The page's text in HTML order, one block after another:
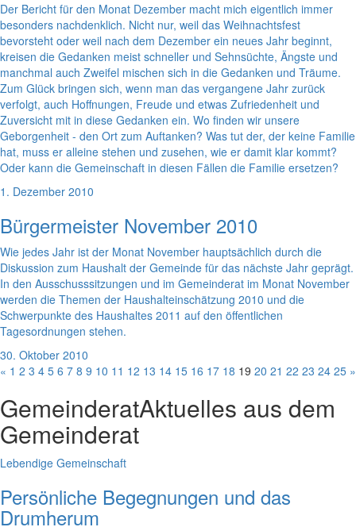
Der Bericht für den Monat Dezember macht mich eigentlich immer
besonders nachdenklich. Nicht nur, weil das Weihnachtsfest
bevorsteht oder weil nach dem Dezember ein neues Jahr beginnt,
kreisen die Gedanken meist schneller und Sehnsüchte, Ängste und
manchmal auch Zweifel mischen sich in die Gedanken und Träume.
Zum Glück bringen sich, wenn man das vergangene Jahr zurück
verfolgt, auch Hoffnungen, Freude und etwas Zufriedenheit und
Zuversicht mit in diese Gedanken ein. Wo finden wir unsere
Geborgenheit - den Ort zum Auftanken? Was tut der, der keine Familie
hat, muss er alleine stehen und zusehen, wie er damit klar kommt?
Oder kann die Gemeinschaft in diesen Fällen die Familie ersetzen?
1. Dezember 2010
Bürgermeister November 2010
Wie jedes Jahr ist der Monat November hauptsächlich durch die
Diskussion zum Haushalt der Gemeinde für das nächste Jahr geprägt.
In den Ausschusssitzungen und im Gemeinderat im Monat November
werden die Themen der Haushalteinschätzung 2010 und die
Schwerpunkte des Haushaltes 2011 auf den öffentlichen
Tagesordnungen stehen.
30. Oktober 2010
« 1 2 3 4 5 6 7 8 9 10 11 12 13 14 15 16 17 18 19 20 21 22 23 24 25 »
GemeinderatAktuelles aus dem
Gemeinderat
Lebendige Gemeinschaft
Persönliche Begegnungen und das
Drumherum